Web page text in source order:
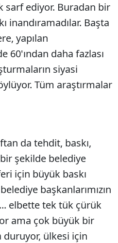
sarf ediyor. Buradan bir
inandıramadılar. Başta
yapılan
60'ından daha fazlası
siyasi
Tüm araştırmalar
da tehdit, baskı,
şekilde belediye
için büyük baskı
başkanlarımızın
elbette tek tük çürük
ama çok büyük bir
ülkesi için